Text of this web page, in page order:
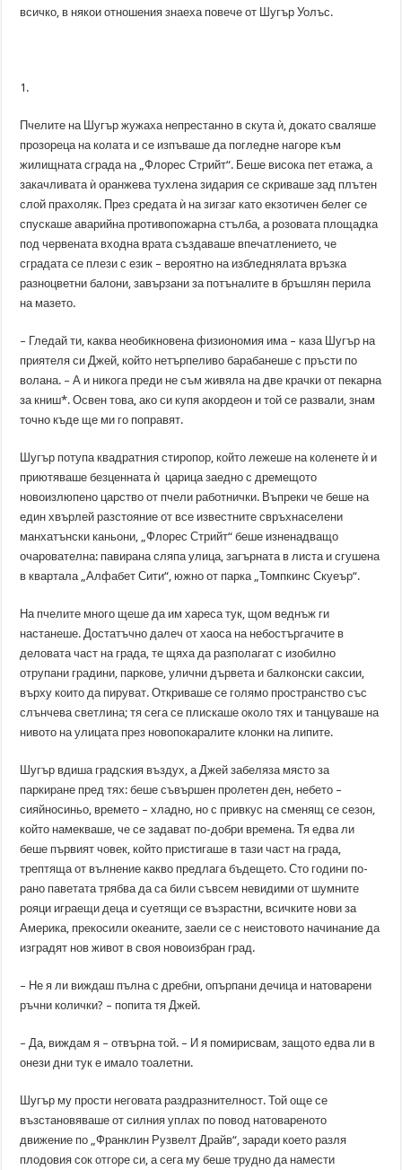
всичко, в някои отношения знаеха повече от Шугър Уолъс.
1.
Пчелите на Шугър жужаха непрестанно в скута ѝ, докато сваляше
прозореца на колата и се изпъваше да погледне нагоре към
жилищната сграда на „Флорес Стрийт“. Беше висока пет етажа, а
закачливата ѝ оранжева тухлена зидария се скриваше зад плътен
слой прахоляк. През средата ѝ на зигзаг като екзотичен белег се
спускаше аварийна противопожарна стълба, а розовата площадка
под червената входна врата създаваше впечатлението, че
сградата се плези с език – вероятно на избледнялата връзка
разноцветни балони, завързани за потъналите в бръшлян перила
на мазето.
– Гледай ти, каква необикновена физиономия има – каза Шугър на
приятеля си Джей, който нетърпеливо барабанеше с пръсти по
волана. – А и никога преди не съм живяла на две крачки от пекарна
за книш*. Освен това, ако си купя акордеон и той се развали, знам
точно къде ще ми го поправят.
Шугър потупа квадратния стиропор, който лежеше на коленете ѝ и
приютяваше безценната ѝ царица заедно с дремещото
новоизлюпено царство от пчели работнички. Въпреки че беше на
един хвърлей разстояние от все известните свръхнаселени
манхатънски каньони, „Флорес Стрийт“ беше изненадващо
очарователна: павирана сляпа улица, загърната в листа и сгушена
в квартала „Алфабет Сити“, южно от парка „Томпкинс Скуеър“.
На пчелите много щеше да им хареса тук, щом веднъж ги
настанеше. Достатъчно далеч от хаоса на небостъргачите в
деловата част на града, те щяха да разполагат с изобилно
отрупани градини, паркове, улични дървета и балконски саксии,
върху които да пируват. Откриваше се голямо пространство със
слънчева светлина; тя сега се плискаше около тях и танцуваше на
нивото на улицата през новопокаралите клонки на липите.
Шугър вдиша градския въздух, а Джей забеляза място за
паркиране пред тях: беше съвършен пролетен ден, небето –
сияйносиньо, времето – хладно, но с привкус на сменящ се сезон,
който намекваше, че се задават по-добри времена. Тя едва ли
беше първият човек, който пристигаше в тази част на града,
трептяща от вълнение какво предлага бъдещето. Сто години по-
рано паветата трябва да са били съвсем невидими от шумните
рояци играещи деца и суетящи се възрастни, всичките нови за
Америка, прекосили океаните, заели се с неистовото начинание да
изградят нов живот в своя новоизбран град.
– Не я ли виждаш пълна с дребни, опърпани дечица и натоварени
ръчни колички? – попита тя Джей.
– Да, виждам я – отвърна той. – И я помирисвам, защото едва ли в
онези дни тук е имало тоалетни.
Шугър му прости неговата раздразнителност. Той още се
възстановяваше от силния уплах по повод натовареното
движение по „Франклин Рузвелт Драйв“, заради което разля
плодовия сок отгоре си, а сега му беше трудно да намести